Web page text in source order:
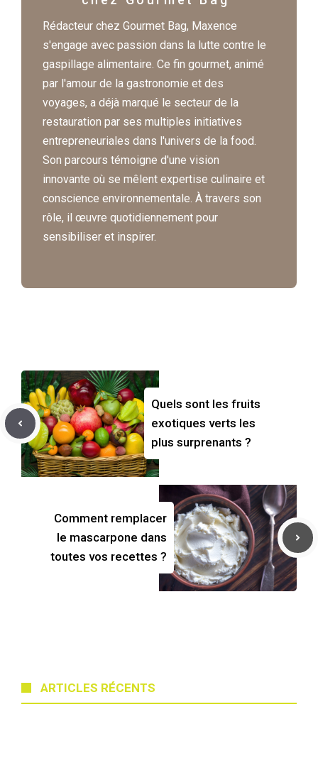
Rédacteur chez Gourmet Bag, Maxence
s'engage avec passion dans la lutte contre le
gaspillage alimentaire. Ce fin gourmet, animé
par l'amour de la gastronomie et des
voyages, a déjà marqué le secteur de la
restauration par ses multiples initiatives
entrepreneuriales dans l'univers de la food.
Son parcours témoigne d'une vision
innovante où se mêlent expertise culinaire et
conscience environnementale. À travers son
rôle, il œuvre quotidiennement pour
sensibiliser et inspirer.
Quels sont les fruits
exotiques verts les
plus surprenants ?
Comment remplacer
le mascarpone dans
toutes vos recettes ?
ARTICLES RÉCENTS